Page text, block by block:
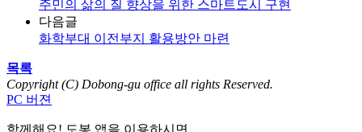
주민의 삶의 질 향상을 위한 스마트도시 구현
다음글
화학부대 이전부지 활용방안 마련
목록
Copyright (C) Dobong-gu office all rights Reserved.
PC 버젼
함께해요! 도봉 앱을 이용하시면